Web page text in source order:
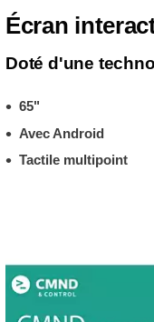
Écran
Doté d'une
65"
Avec Android
Tactile multipoint